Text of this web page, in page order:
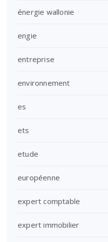
énergie wallonie
engie
entreprise
environnement
es
ets
etude
européenne
expert comptable
expert immobilier